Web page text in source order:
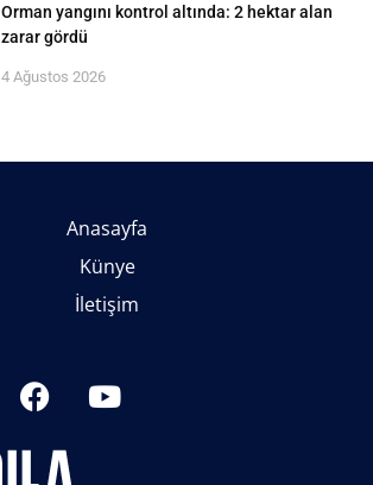
Orman yangını kontrol altında: 2 hektar alan
zarar gördü
4 Ağustos 2026
Anasayfa
Künye
İletişim